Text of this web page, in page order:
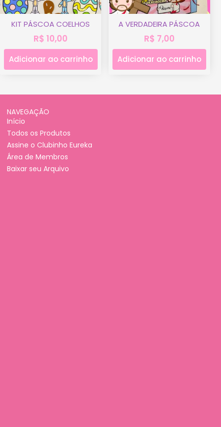
KIT PÁSCOA COELHOS
R$ 10,00
Adicionar ao carrinho
A VERDADEIRA PÁSCOA
R$ 7,00
Adicionar ao carrinho
NAVEGAÇÃO
Início
Todos os Produtos
Assine o Clubinho Eureka
Área de Membros
Baixar seu Arquivo